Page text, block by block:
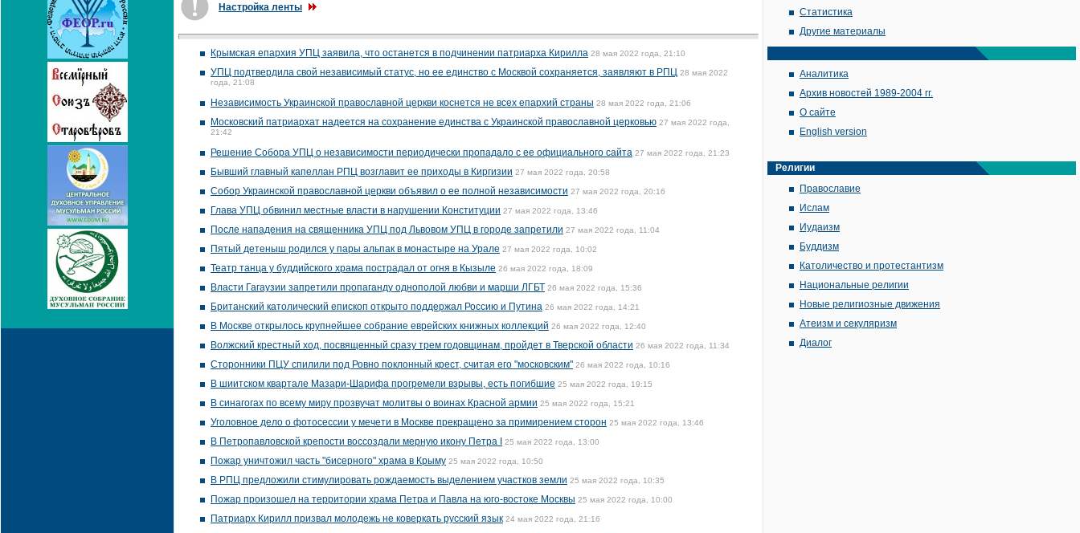
Настройка ленты
Крымская епархия УПЦ заявила, что останется в подчинении патриарха Кирилла 28 мая 2022 года, 21:10
УПЦ подтвердила свой независимый статус, но ее единство с Москвой сохраняется, заявляют в РПЦ 28 мая 2022
года, 21:08
Независимость Украинской православной церкви коснется не всех епархий страны 28 мая 2022 года, 21:06
Московский патриархат надеется на сохранение единства с Украинской православной церковью 27 мая 2022 года,
21:42
Решение Собора УПЦ о независимости периодически пропадало с ее официального сайта 27 мая 2022 года, 21:23
Бывший главный капеллан РПЦ возглавит ее приходы в Киргизии 27 мая 2022 года, 20:58
Собор Украинской православной церкви объявил о ее полной независимости 27 мая 2022 года, 20:16
Глава УПЦ обвинил местные власти в нарушении Конституции 27 мая 2022 года, 13:46
После нападения на священника УПЦ под Львовом УПЦ в городе запретили 27 мая 2022 года, 11:04
Пятый детеныш родился у пары альпак в монастыре на Урале 27 мая 2022 года, 10:02
Театр танца у буддийского храма пострадал от огня в Кызыле 26 мая 2022 года, 18:09
Власти Гагаузии запретили пропаганду однополой любви и марши ЛГБТ 26 мая 2022 года, 15:36
Британский католический епископ открыто поддержал Россию и Путина 26 мая 2022 года, 14:21
В Москве открылось крупнейшее собрание еврейских книжных коллекций 26 мая 2022 года, 12:40
Волжский крестный ход, посвященный сразу трем годовщинам, пройдет в Тверской области 26 мая 2022 года, 11:34
Сторонники ПЦУ спилили под Ровно поклонный крест, считая его "московским" 26 мая 2022 года, 10:16
В шиитском квартале Мазари-Шарифа прогремели взрывы, есть погибшие 25 мая 2022 года, 19:15
В синагогах по всему миру прозвучат молитвы о воинах Красной армии 25 мая 2022 года, 15:21
Уголовное дело о фотосессии у мечети в Москве прекращено за примирением сторон 25 мая 2022 года, 13:46
В Петропавловской крепости воссоздали мерную икону Петра I 25 мая 2022 года, 13:00
Пожар уничтожил часть "бисерного" храма в Крыму 25 мая 2022 года, 10:50
В РПЦ предложили стимулировать рождаемость выделением участков земли 25 мая 2022 года, 10:35
Пожар произошел на территории храма Петра и Павла на юго-востоке Москвы 25 мая 2022 года, 10:00
Патриарх Кирилл призвал молодежь не коверкать русский язык 24 мая 2022 года, 21:16
Статистика
Другие материалы
Аналитика
Архив новостей 1989-2004 гг.
О сайте
English version
Религии
Православие
Ислам
Иудаизм
Буддизм
Католичество и протестантизм
Национальные религии
Новые религиозные движения
Атеизм и секуляризм
Диалог